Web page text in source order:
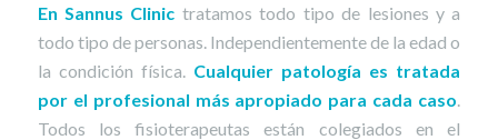
EnSannus Clinic tratamos todo tipo de lesiones y a
todo tipo de personas. Independientemente de la edad o
la condición física. Cualquier patología es tratada
por el profesional más apropiado para cada caso.
Todos los fisioterapeutas están colegiados en el